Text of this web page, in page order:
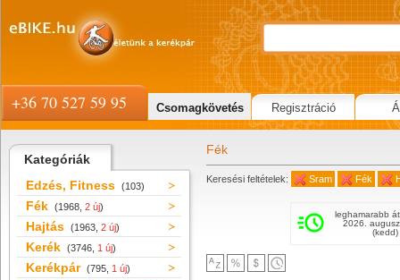
Kategóriák
Edzés, Fitness (103)
Fék (1968, 2 új)
Hajtás (1963, 2 új)
Kerék (3746, 1 új)
Kerékpár (795, 1 új)
Fék
Keresési feltételek: Sram Fék
leghamarabb
2026.
(kedd)
+36 70 527 59 95 Csomagkövetés Regisztráció